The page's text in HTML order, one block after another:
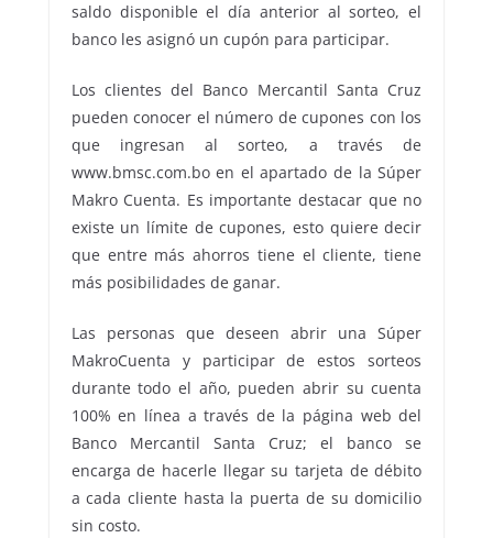
saldo disponible el día anterior al sorteo, el
banco les asignó un cupón para participar.
Los clientes del Banco Mercantil Santa Cruz
pueden conocer el número de cupones con los
que ingresan al sorteo, a través de
www.bmsc.com.bo en el apartado de la Súper
Makro Cuenta. Es importante destacar que no
existe un límite de cupones, esto quiere decir
que entre más ahorros tiene el cliente, tiene
más posibilidades de ganar.
Las personas que deseen abrir una Súper
MakroCuenta y participar de estos sorteos
durante todo el año, pueden abrir su cuenta
100% en línea a través de la página web del
Banco Mercantil Santa Cruz; el banco se
encarga de hacerle llegar su tarjeta de débito
a cada cliente hasta la puerta de su domicilio
sin costo.